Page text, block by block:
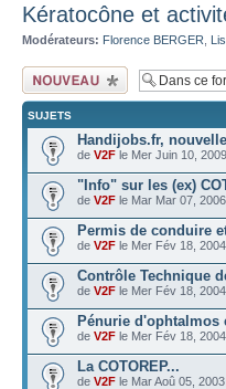
Kératocône et
Modérateurs: Florence BERGER
Ecrire un nouveau
sujet
SUJETS
Handijobs.fr,
de V2F le Mer Juin 10,
"Info" sur les (ex)
de V2F le Mar Mar 07,
Permis de conduire
de V2F le Mer Fév 18,
Contrôle Technique
de V2F le Mer Fév 18,
Pénurie d'ophtalmos
de V2F le Mer Fév 18,
La COTOREP...
de V2F le Mar Aoû 05,